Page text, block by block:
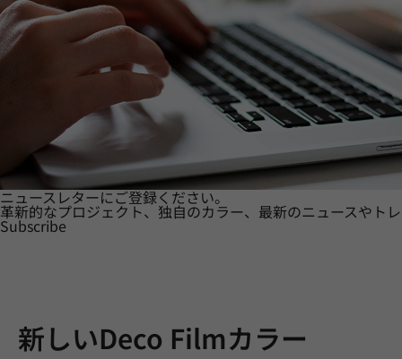
ニュースレターにご登録ください。
革新的なプロジェクト、独自のカラー、最新のニュースやト
Subscribe
新しいDeco Filmカラー